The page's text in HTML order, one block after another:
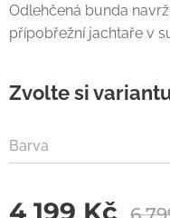
Odlehčená bunda
přípobřežní jachtaře v
Zvolte si
Barva
4 199 Kč